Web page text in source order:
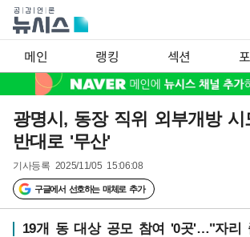
메인 랭킹 섹션
광명시, 동장 직위 외부개방
반대로 '무산'
기사등록 2025/11/05 15:06:08
구글에서 선호하는 매체로 추가
19개 동 대상 공모 참여 '0곳'…"자리